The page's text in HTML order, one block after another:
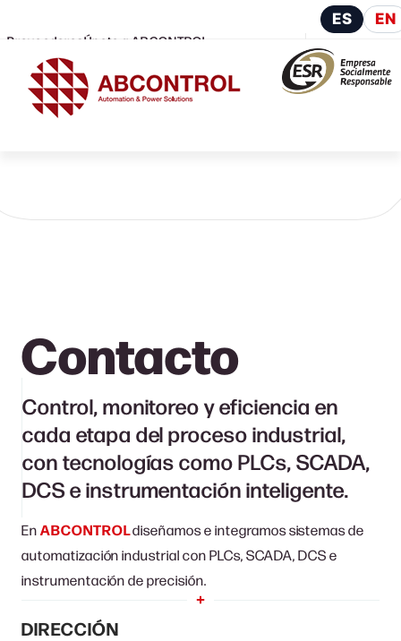
ProveedoresÚnete a ABCONTROL
ES EN
Contacto
Control, monitoreo y eficiencia en
cada etapa del proceso industrial,
con tecnologías como PLCs, SCADA,
DCS e instrumentación inteligente.
EnABCONTROLdiseñamos e integramos sistemas de
automatización industrial con PLCs, SCADA, DCS e
instrumentación de precisión.
DIRECCIÓN